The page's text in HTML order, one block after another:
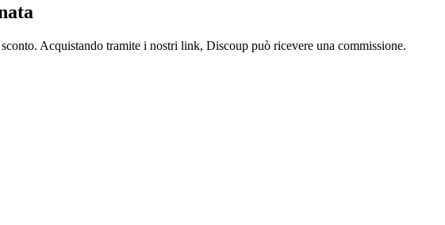
Acquistando tramite i nostri link, Discoup può ricevere una commissione.